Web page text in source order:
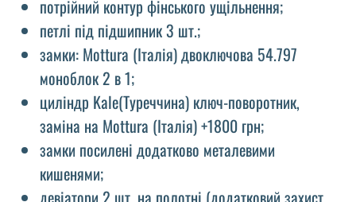
потрійний контур фінського ущільнення;
петлі під підшипник 3 шт.;
замки: Mottura (Італія) двоключова 54.797
моноблок 2 в 1;
циліндр Kale(Туреччина) ключ-поворотник,
заміна на Mottura (Італія) +1800 грн;
замки посилені додатково металевими
кишенями;